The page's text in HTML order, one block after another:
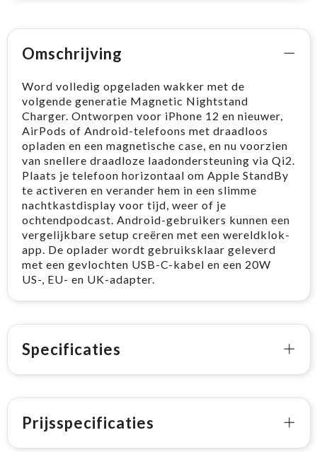
Omschrijving
Word volledig opgeladen wakker met de
volgende generatie Magnetic Nightstand
Charger. Ontworpen voor iPhone 12 en nieuwer,
AirPods of Android-telefoons met draadloos
opladen en een magnetische case, en nu voorzien
van snellere draadloze laadondersteuning via Qi2.
Plaats je telefoon horizontaal om Apple StandBy
te activeren en verander hem in een slimme
nachtkastdisplay voor tijd, weer of je
ochtendpodcast. Android-gebruikers kunnen een
vergelijkbare setup creëren met een wereldklok-
app. De oplader wordt gebruiksklaar geleverd
met een gevlochten USB-C-kabel en een 20W
US-, EU- en UK-adapter.
Specificaties
Prijsspecificaties